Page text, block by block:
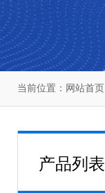
当前位置： 网站首页
产品列表